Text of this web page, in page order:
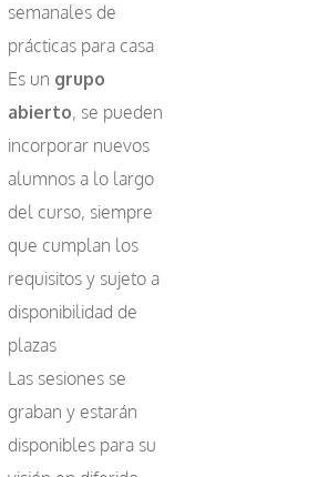
semanales de
prácticas para casa
Es un grupo
abierto, se pueden
incorporar nuevos
alumnos a lo largo
del curso, siempre
que cumplan los
requisitos y sujeto a
disponibilidad de
plazas
Las sesiones se
graban y estarán
disponibles para su